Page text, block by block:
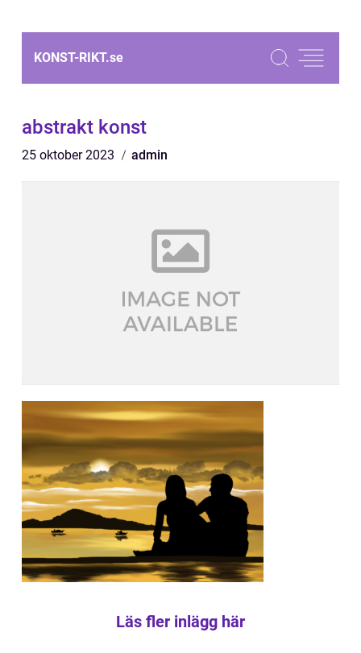
KONST-RIKT.se
abstrakt konst
25 oktober 2023 admin
Läs fler inlägg här